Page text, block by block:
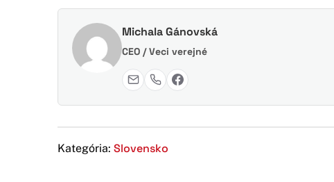
Michala Gánovská
CEO / Veci verejné
Kategória:Slovensko